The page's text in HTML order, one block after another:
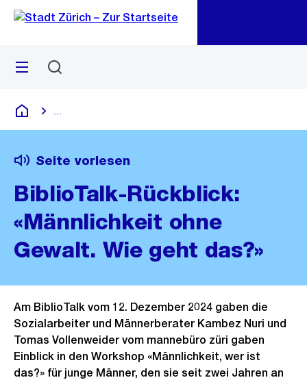
Navigation
Sprunglink
Menü
Deutsch
Seite vorlesen
BiblioTalk-Rückblick:
«Männlichkeit ohne
Gewalt. Wie geht das?»
Am BiblioTalk vom 12. Dezember 2024 gaben die
Sozialarbeiter und Männerberater Kambez Nuri und
Tomas Vollenweider vom mannebüro züri gaben
Einblick in den Workshop «Männlichkeit, wer ist
das?» für junge Männer, den sie seit zwei Jahren an